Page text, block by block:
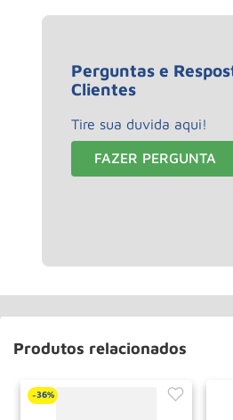
Perguntas e
Clientes
Tire sua duvida aqui!
FAZER PERGUNTA
Produtos relacionados
-36%